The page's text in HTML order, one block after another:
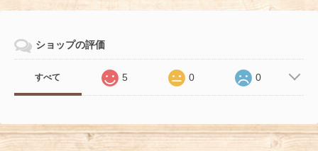
ショップの評価
すべて 5 0 0